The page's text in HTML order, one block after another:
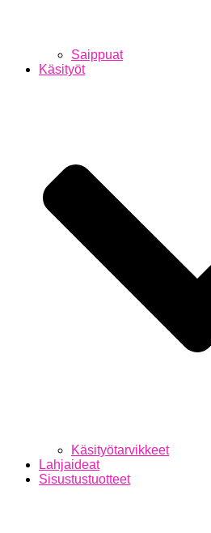
Saippuat
Käsityöt
Käsityötarvikkeet
Lahjaideat
Sisustustuotteet